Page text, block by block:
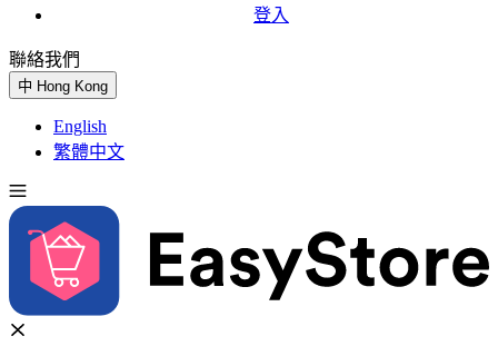
登入
聯絡我們
中 Hong Kong
English
繁體中文